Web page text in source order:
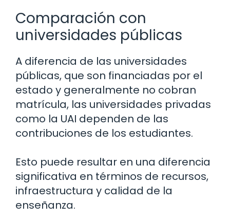
Comparación con
universidades públicas
A diferencia de las universidades
públicas, que son financiadas por el
estado y generalmente no cobran
matrícula, las universidades privadas
como la UAI dependen de las
contribuciones de los estudiantes.
Esto puede resultar en una diferencia
significativa en términos de recursos,
infraestructura y calidad de la
enseñanza.